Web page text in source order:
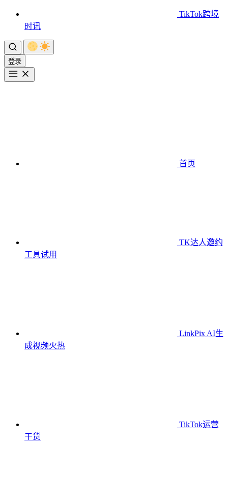
TikTok跨境
时讯
登录
首页
TK达人邀约
工具试用
LinkPix AI生
成视频火热
TikTok运营
干货